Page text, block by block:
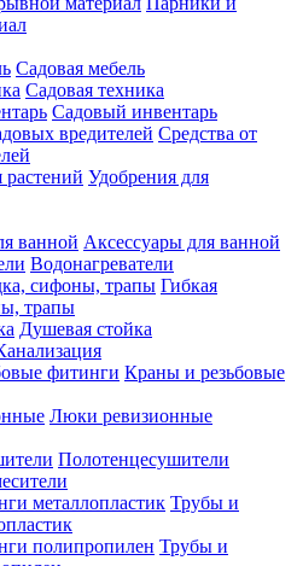
Садовая мебель
Садовая техника
Садовый инвентарь
Средства от
Удобрения для
Аксессуары для ванной
Водонагреватели
Гибкая
трапы
Душевая стойка
Краны и резьбовые
Люки ревизионные
Полотенцесушители
Трубы и
Трубы и